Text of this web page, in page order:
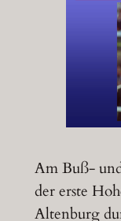
Am Buß-
der erste
Altenburg